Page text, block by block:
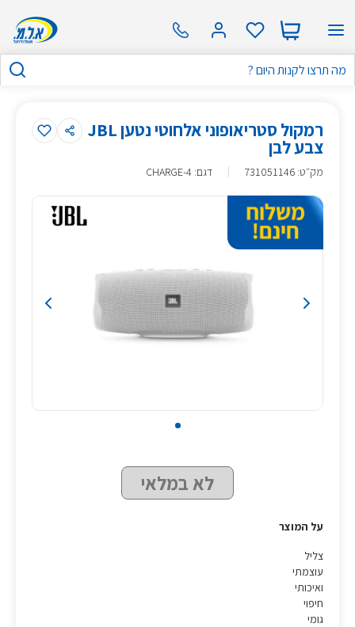
רמקול סטריאופוני אלחוטי נטען JBL
צבע לבן
מק״ט:
731051146 דגם: CHARGE-4
לא במלאי
על המוצר
צליל
עוצמתי
ואיכותי
חיפוי
גומי